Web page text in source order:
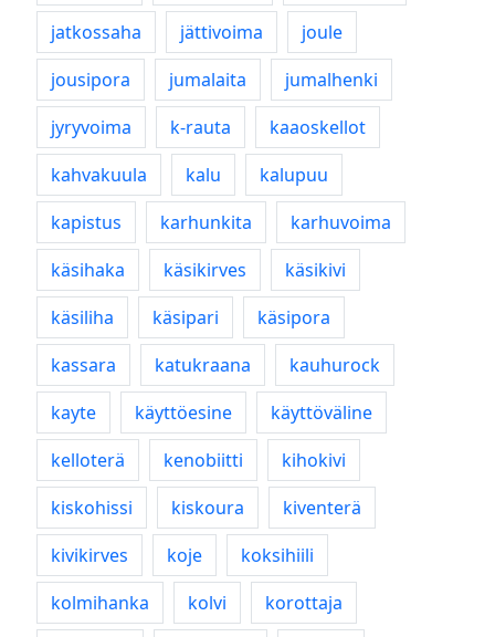
jatkossaha jättivoima
joule
jousipora
jumalaita
jumalhenki
jyryvoima
k-rauta
kaaoskellot
kahvakuula
kalu
kalupuu
kapistus
karhunkita
karhuvoima
käsihaka
käsikirves
käsikivi
käsiliha
käsipari
käsipora
kassara
katukraana
kauhurock
kayte
käyttöesine
käyttöväline
kelloterä
kenobiitti
kihokivi
kiskohissi
kiskoura
kiventerä
kivikirves
koje
koksihiili
kolmihanka
kolvi
korottaja